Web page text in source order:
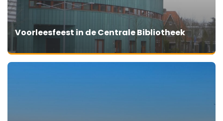
Voorleesfeest in de Centrale Bibliotheek